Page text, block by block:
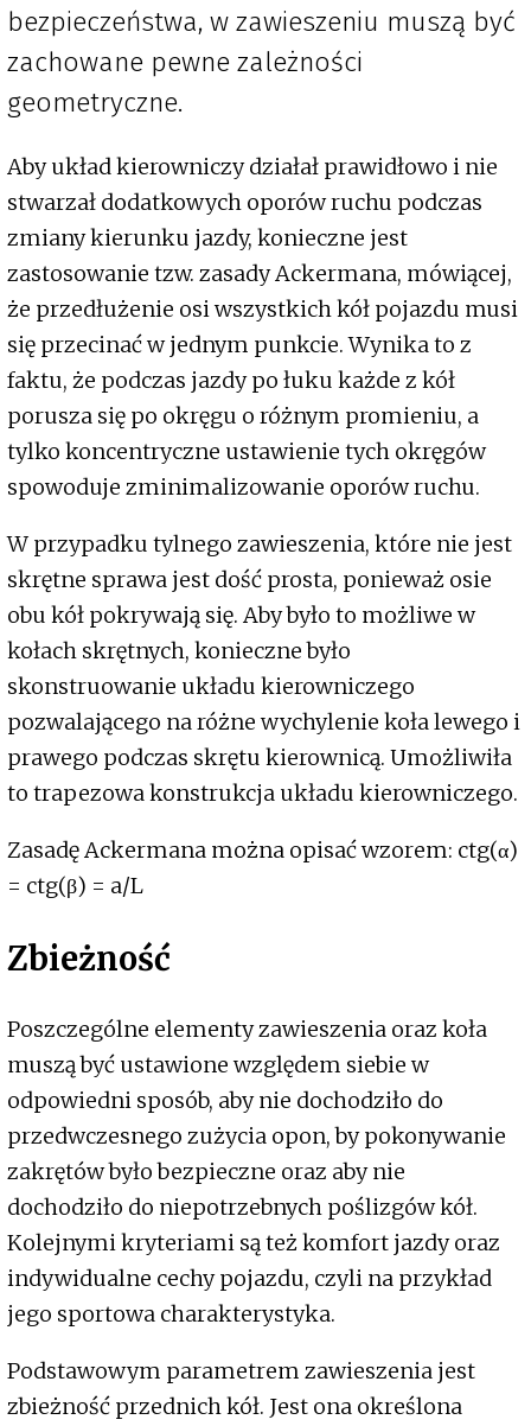
bezpieczeństwa, w zawieszeniu muszą być
zachowane pewne zależności
geometryczne.
Aby układ kierowniczy działał prawidłowo i nie
stwarzał dodatkowych oporów ruchu podczas
zmiany kierunku jazdy, konieczne jest
zastosowanie tzw. zasady Ackermana, mówiącej,
że przedłużenie osi wszystkich kół pojazdu musi
się przecinać w jednym punkcie. Wynika to z
faktu, że podczas jazdy po łuku każde z kół
porusza się po okręgu o różnym promieniu, a
tylko koncentryczne ustawienie tych okręgów
spowoduje zminimalizowanie oporów ruchu.
W przypadku tylnego zawieszenia, które nie jest
skrętne sprawa jest dość prosta, ponieważ osie
obu kół pokrywają się. Aby było to możliwe w
kołach skrętnych, konieczne było
skonstruowanie układu kierowniczego
pozwalającego na różne wychylenie koła lewego i
prawego podczas skrętu kierownicą. Umożliwiła
to trapezowa konstrukcja układu kierowniczego.
Zasadę Ackermana można opisać wzorem: ctg(α)
= ctg(β) = a/L
Zbieżność
Poszczególne elementy zawieszenia oraz koła
muszą być ustawione względem siebie w
odpowiedni sposób, aby nie dochodziło do
przedwczesnego zużycia opon, by pokonywanie
zakrętów było bezpieczne oraz aby nie
dochodziło do niepotrzebnych poślizgów kół.
Kolejnymi kryteriami są też komfort jazdy oraz
indywidualne cechy pojazdu, czyli na przykład
jego sportowa charakterystyka.
Podstawowym parametrem zawieszenia jest
zbieżność przednich kół. Jest ona określona